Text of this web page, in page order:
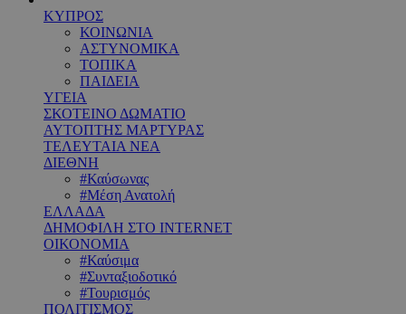
ΚΥΠΡΟΣ
ΚΟΙΝΩΝΙΑ
ΑΣΤΥΝΟΜΙΚΑ
ΤΟΠΙΚΑ
ΠΑΙΔΕΙΑ
ΥΓΕΙΑ
ΣΚΟΤΕΙΝΟ ΔΩΜΑΤΙΟ
ΑΥΤΟΠΤΗΣ ΜΑΡΤΥΡΑΣ
ΤΕΛΕΥΤΑΙΑ ΝΕΑ
ΔΙΕΘΝΗ
#Καύσωνας
#Μέση Ανατολή
ΕΛΛΑΔΑ
ΔΗΜΟΦΙΛΗ ΣΤΟ INTERNET
ΟΙΚΟΝΟΜΙΑ
#Καύσιμα
#Συνταξιοδοτικό
#Τουρισμός
ΠΟΛΙΤΙΣΜΟΣ